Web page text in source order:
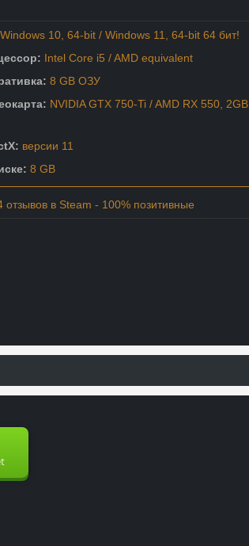
Windows 10, 64-bit / Windows 11, 64-bit 64 бит!
Intel Core i5 / AMD equivalent
8 GB ОЗУ
NVIDIA GTX 750-Ti / AMD RX 550, 2GB
версии 11
8 GB
отзывов в Steam - 100% позитивные